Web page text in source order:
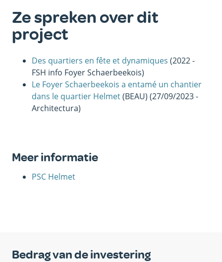
Ze spreken over dit
project
Des quartiers en fête et dynamiques (2022 -
FSH info Foyer Schaerbeekois)
Le Foyer Schaerbeekois a entamé un chantier
dans le quartier Helmet(BEAU) (27/09/2023 -
Architectura)
Meer informatie
PSC Helmet
Bedrag van de investering